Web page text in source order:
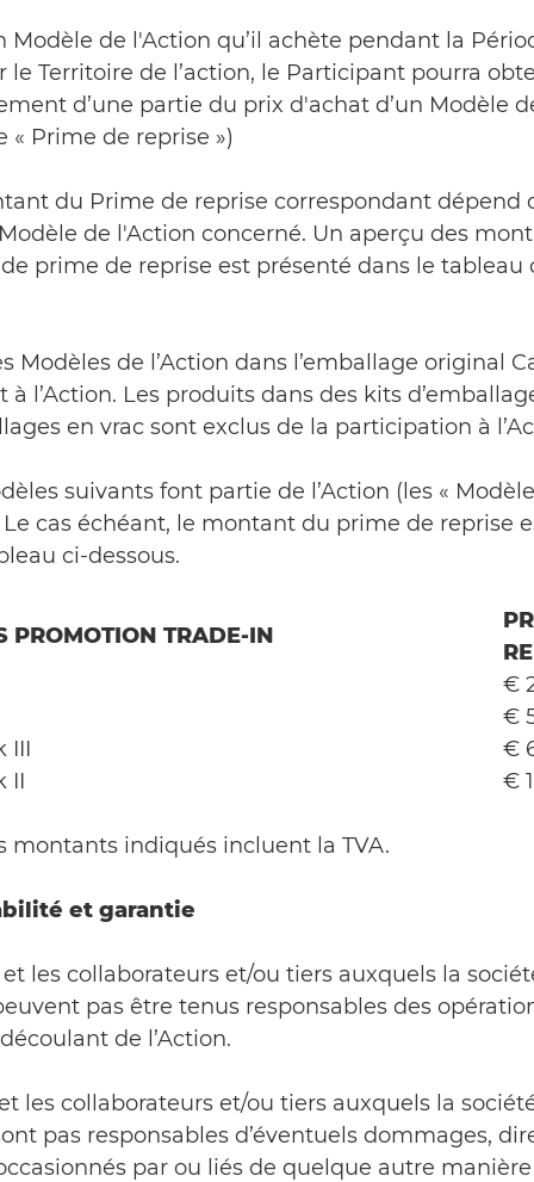
Modèle de l'Action qu’il achète pendant la
le Territoire de l’action, le Participant pourra
d’une partie du prix d'achat d’un Modèle
« Prime de reprise »)
du Prime de reprise correspondant dépend
de l'Action concerné. Un aperçu des
prime de reprise est présenté dans le tableau
Modèles de l’Action dans l’emballage original
l’Action. Les produits dans des kits
en vrac sont exclus de la participation à
suivants font partie de l’Action (les «
Le cas échéant, le montant du prime de reprise
ci-dessous.
PROMOTION TRADE-IN
€
€
III
€
II
€
montants indiqués incluent la TVA.
et garantie
et les collaborateurs et/ou tiers auxquels la
pas être tenus responsables des
de l’Action.
les collaborateurs et/ou tiers auxquels la
pas responsables d’éventuels dommages,
par ou liés de quelque autre manière